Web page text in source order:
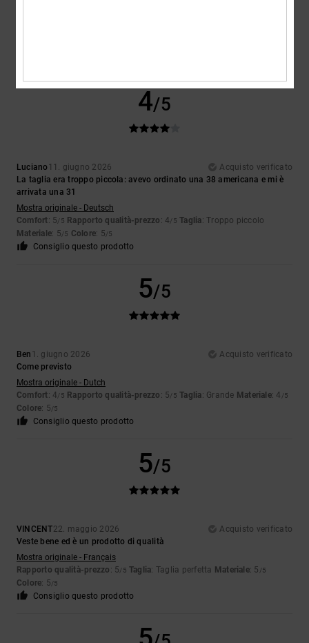
4/5
Luciano11. giugno 2026
Acquisto verificato
La taglia era troppo piccola: avevo ordinato una 38 americana e mi è
arrivata una 31
Mostra originale - Deutsch
Comfort: 5/5 Rapporto qualità-prezzo : 4/5 Taglia: Troppo piccolo
Materiale: 5/5 Colore: 5/5
Consiglio questo prodotto
5/5
Ben 1. giugno 2026
Acquisto verificato
Come previsto
Mostra originale - Dutch
Comfort: 4/5 Rapporto qualità-prezzo : 5/5 Taglia: Grande Materiale: 4 /5
Colore: 5/5
Consiglio questo prodotto
5/5
VINCENT22. maggio 2026
Acquisto verificato
Veste bene ed è un prodotto di qualità
Mostra originale - Français
Rapporto qualità-prezzo : 5/5 Taglia: Taglia perfetta Materiale: 5 /5
Colore: 5/5
Consiglio questo prodotto